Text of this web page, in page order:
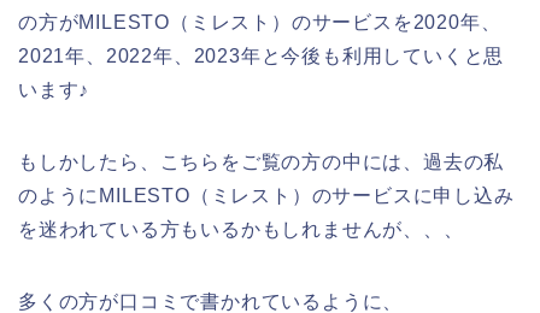
の方がMILESTO（ミレスト）のサービスを2020年、
2021年、2022年、2023年と今後も利用していくと思
います♪
もしかしたら、こちらをご覧の方の中には、過去の私
のようにMILESTO（ミレスト）のサービスに申し込み
を迷われている方もいるかもしれませんが、、、
多くの方が口コミで書かれているように、